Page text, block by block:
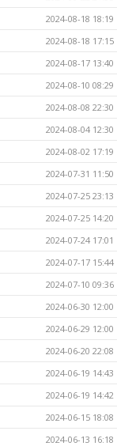
2024-08-18 18:19
2024-08-18 17:15
2024-08-17 13:40
2024-08-10 08:29
2024-08-08 22:30
2024-08-04 12:30
2024-08-02 17:19
2024-07-31 11:50
2024-07-25 23:13
2024-07-25 14:20
2024-07-24 17:01
2024-07-17 15:44
2024-07-10 09:36
2024-06-30 12:00
2024-06-29 12:00
2024-06-20 22:08
2024-06-19 14:43
2024-06-19 14:42
2024-06-15 18:08
2024-06-13 16:18